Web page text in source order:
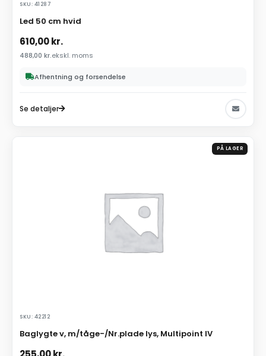
SKU: 41287
Led 50 cm hvid
610,00kr.
488,00 kr.ekskl. moms
Afhentning og forsendelse
Se detaljer
PÅ LAGER
SKU: 42212
Baglygte v, m/tåge-/Nr.plade lys, Multipoint IV